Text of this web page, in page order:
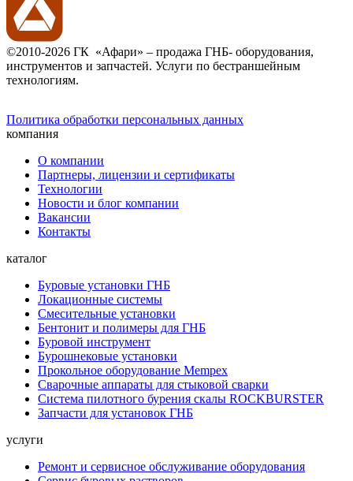
©2010-2026 ГК «Афари» – продажа ГНБ- оборудования,
инструментов и запчастей. Услуги по бестраншейным
технологиям.
Политика обработки персональных данных
компания
О компании
Партнеры, лицензии и сертификаты
Технологии
Новости и блог компании
Вакансии
Контакты
каталог
Буровые установки ГНБ
Локационные системы
Смесительные установки
Бентонит и полимеры для ГНБ
Буровой инструмент
Бурошнековые установки
Прокольное оборудование Mempex
Сварочные аппараты для стыковой сварки
Система пилотного бурения скалы ROCKBURSTER
Запчасти для установок ГНБ
услуги
Ремонт и сервисное обслуживание оборудования